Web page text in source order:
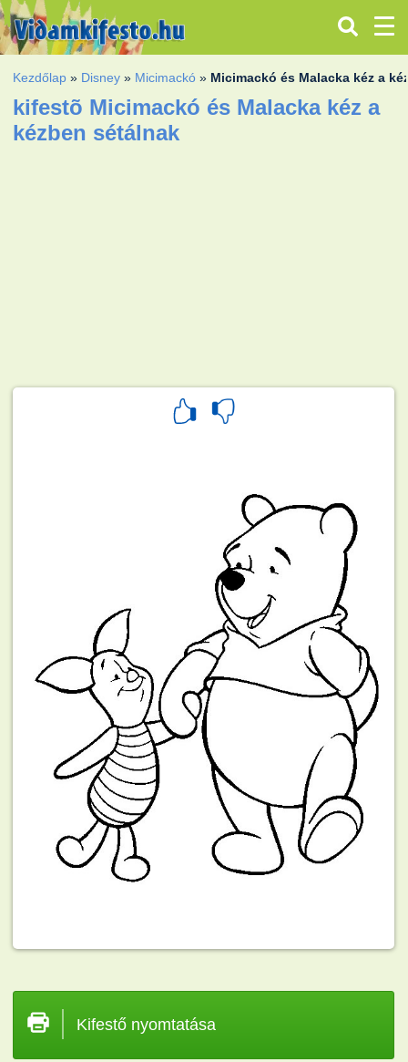
Kezdőlap » Disney » Micimackó » Micimackó és Malacka kéz a
kifestõ Micimackó és Malacka kéz a
kézben sétálnak
Kifestő nyomtatása